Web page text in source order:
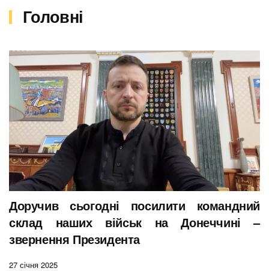
Головні
Доручив сьогодні посилити командний
склад наших військ на Донеччині –
звернення Президента
27 січня 2025